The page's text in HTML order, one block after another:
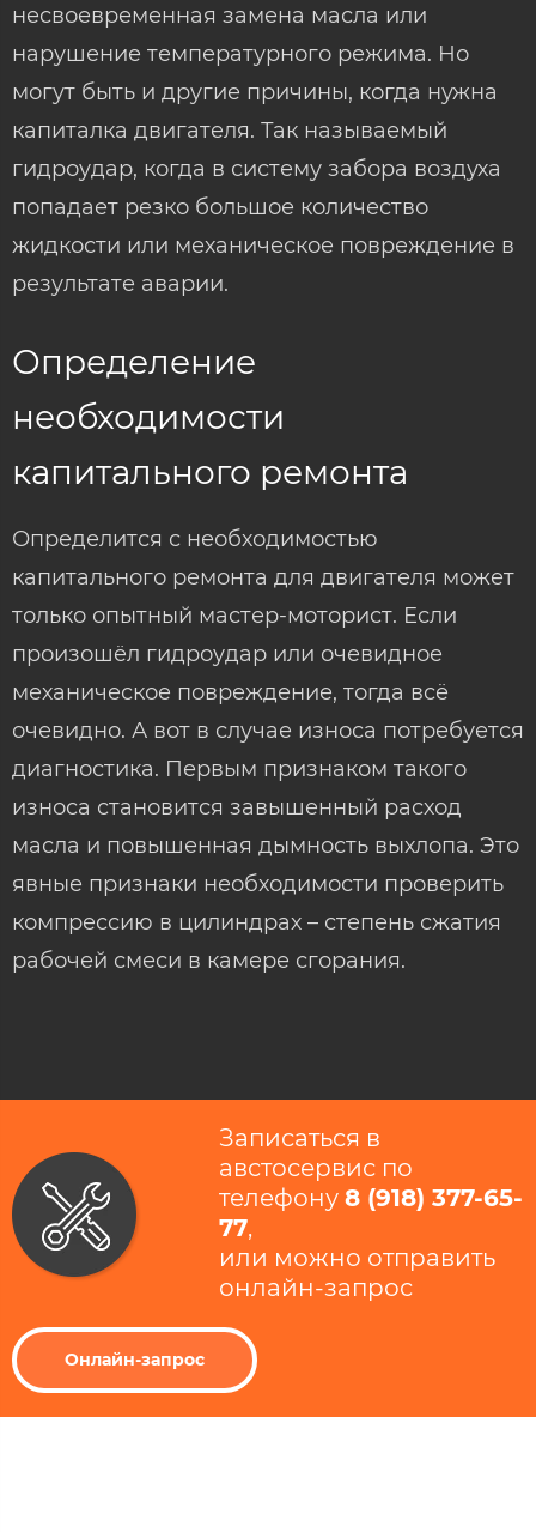
несвоевременная замена масла или
нарушение температурного режима. Но
могут быть и другие причины, когда нужна
капиталка двигателя. Так называемый
гидроудар, когда в систему забора воздуха
попадает резко большое количество
жидкости или механическое повреждение в
результате аварии.
Определение
необходимости
капитального ремонта
Определится с необходимостью
капитального ремонта для двигателя может
только опытный мастер-моторист. Если
произошёл гидроудар или очевидное
механическое повреждение, тогда всё
очевидно. А вот в случае износа потребуется
диагностика. Первым признаком такого
износа становится завышенный расход
масла и повышенная дымность выхлопа. Это
явные признаки необходимости проверить
компрессию в цилиндрах – степень сжатия
рабочей смеси в камере сгорания.
Записаться в
австосервис по
телефону 8 (918) 377-65-
77​,
или можно отправить
онлайн-запрос
Онлайн-запрос